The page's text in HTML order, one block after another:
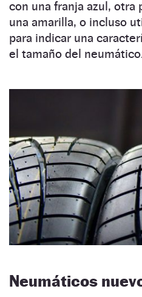
con una franja azul, otra
una amarilla, o incluso
para indicar una
el tamaño del
Neumáticos